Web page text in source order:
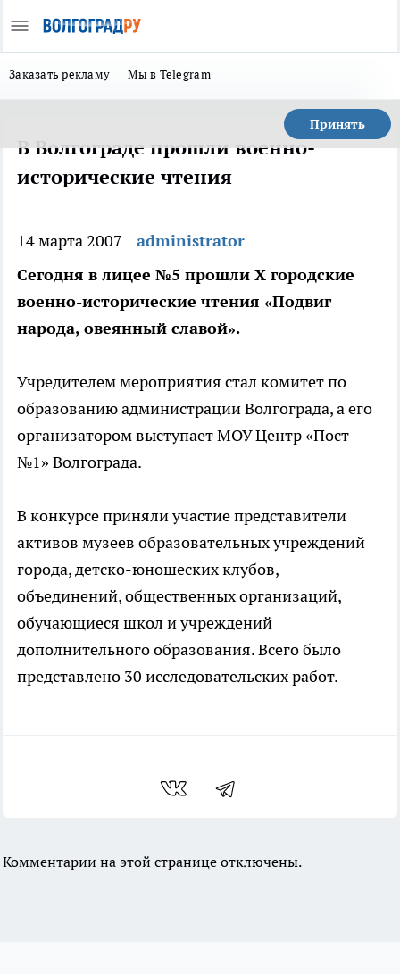
Заказать рекламу Мы в Telegram
Принять
В Волгограде прошли военно-
исторические чтения
14 марта 2007
administrator
Сегодня в лицее №5 прошли Х городские
военно-исторические чтения «Подвиг
народа, овеянный славой».
Учредителем мероприятия стал комитет по
образованию администрации Волгограда, а его
организатором выступает МОУ Центр «Пост
№1» Волгограда.
В конкурсе приняли участие представители
активов музеев образовательных учреждений
города, детско-юношеских клубов,
объединений, общественных организаций,
обучающиеся школ и учреждений
дополнительного образования. Всего было
представлено 30 исследовательских работ.
Комментарии на этой странице отключены.